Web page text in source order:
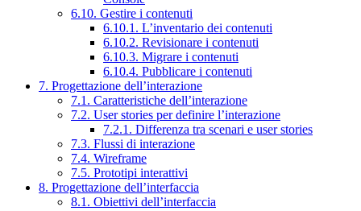
6.10. Gestire i contenuti
6.10.1. L’inventario dei contenuti
6.10.2. Revisionare i contenuti
6.10.3. Migrare i contenuti
6.10.4. Pubblicare i contenuti
7. Progettazione dell’interazione
7.1. Caratteristiche dell’interazione
7.2. User stories per definire l’interazione
7.2.1. Differenza tra scenari e user stories
7.3. Flussi di interazione
7.4. Wireframe
7.5. Prototipi interattivi
8. Progettazione dell’interfaccia
8.1. Obiettivi dell’interfaccia